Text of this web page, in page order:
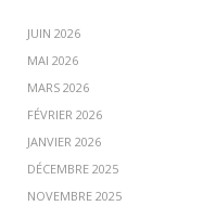
JUIN 2026
MAI 2026
MARS 2026
FÉVRIER 2026
JANVIER 2026
DÉCEMBRE 2025
NOVEMBRE 2025